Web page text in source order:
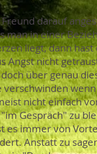
Freund darauf
man in einer
liegt, dann
Angst nicht
über genau
verschwinden
nicht einfach
Gespräch" zu
es immer von
Anstatt zu